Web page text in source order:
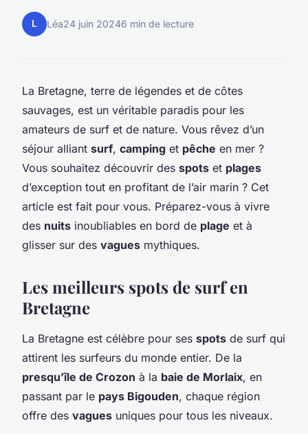
L Léa24 juin 20246 min de lecture
La Bretagne, terre de légendes et de côtes
sauvages, est un véritable paradis pour les
amateurs de surf et de nature. Vous rêvez d’un
séjour alliant surf, camping et pêche en mer ?
Vous souhaitez découvrir des spots et plages
d’exception tout en profitant de l’air marin ? Cet
article est fait pour vous. Préparez-vous à vivre
des nuits inoubliables en bord de plage et à
glisser sur des vagues mythiques.
Les meilleurs spots de surf en
Bretagne
La Bretagne est célèbre pour ses spots de surf qui
attirent les surfeurs du monde entier. De la
presqu’île de Crozon à la baie de Morlaix, en
passant par le pays Bigouden, chaque région
offre des vagues uniques pour tous les niveaux.